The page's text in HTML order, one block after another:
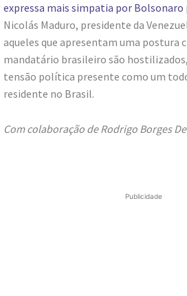
expressa mais simpatia por Bolsonaro
Nicolás Maduro, presidente da
aqueles que apresentam uma postura
mandatário brasileiro são
tensão política presente como um
residente no Brasil.
Com colaboração de Rodrigo Borges
Publicidade